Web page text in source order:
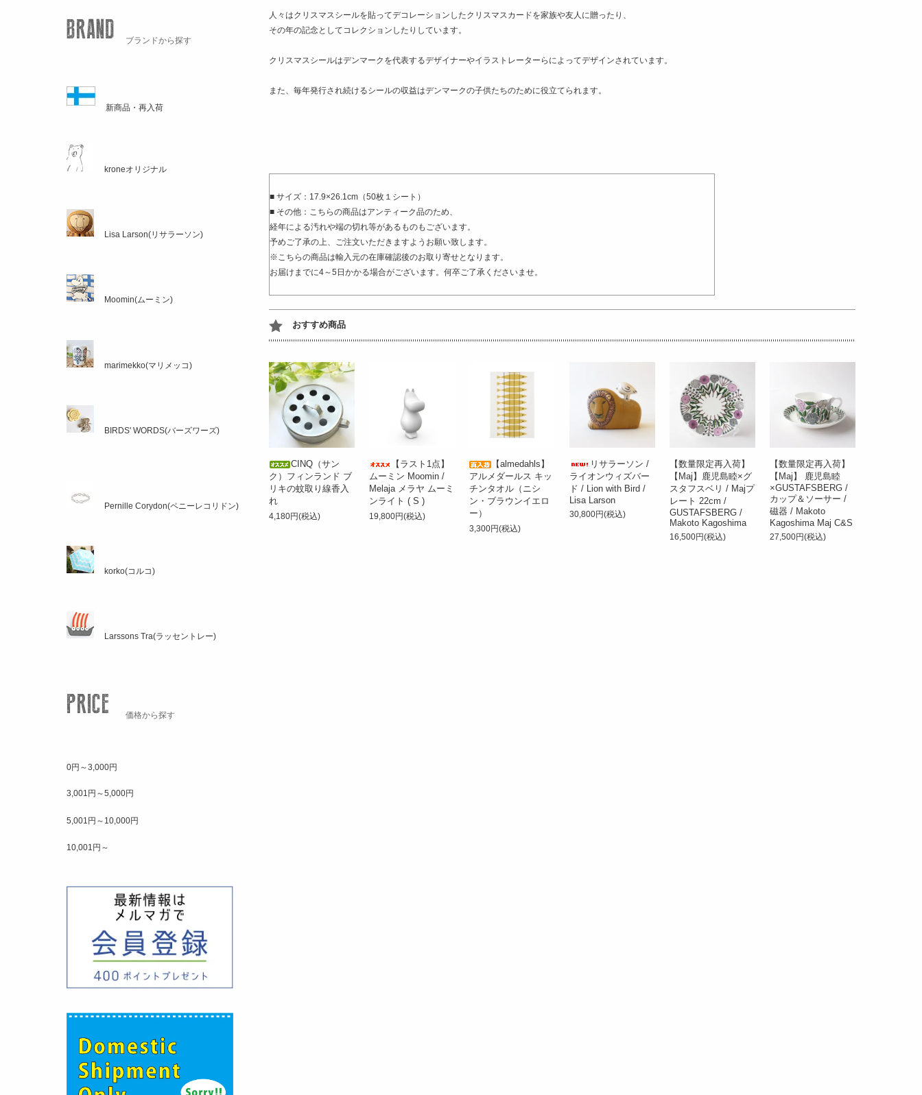
人々はクリスマスシールを貼ってデコレーションしたクリスマスカードを家族や友人に贈ったり、
その年の記念としてコレクションしたりしています。
クリスマスシールはデンマークを代表するデザイナーやイラストレーターらによってデザインされています。
また、毎年発行され続けるシールの収益はデンマークの子供たちのために役立てられます。
■ サイズ：17.9×26.1cm（50枚１シート）
■ その他：こちらの商品はアンティーク品のため、
経年による汚れや端の切れ等があるものもございます。
予めご了承の上、ご注文いただきますようお願い致します。
※こちらの商品は輸入元の在庫確認後のお取り寄せとなります。
お届けまでに4～5日かかる場合がございます。何卒ご了承くださいませ。
おすすめ商品
CINQ（サン
ク）フィンランド ブ
リキの蚊取り線香入
れ
4,180円(税込)
【ラスト1点】
ムーミン Moomin /
Melaja メラヤ ムーミ
ンライト ( S )
19,800円(税込)
【almedahls】
アルメダールス キッ
チンタオル（ニシ
ン・ブラウンイエロ
ー）
3,300円(税込)
リサラーソン /
ライオンウィズバー
ド / Lion with Bird /
Lisa Larson
30,800円(税込)
【数量限定再入荷】
【Maj】鹿児島睦×グ
スタフスベリ / Majプ
レート 22cm /
GUSTAFSBERG /
Makoto Kagoshima
16,500円(税込)
【数量限定再入荷】
【Maj】 鹿児島睦
×GUSTAFSBERG /
カップ＆ソーサー /
磁器 / Makoto
Kagoshima Maj C&S
27,500円(税込)
ブランドから探す
新商品・再入荷
kroneオリジナル
Lisa Larson(リサラーソン)
Moomin(ムーミン)
marimekko(マリメッコ)
BIRDS' WORDS(バーズワーズ)
Pernille Corydon(ペニーレコリドン)
korko(コルコ)
Larssons Tra(ラッセントレー)
価格から探す
0円～3,000円
3,001円～5,000円
5,001円～10,000円
10,001円～